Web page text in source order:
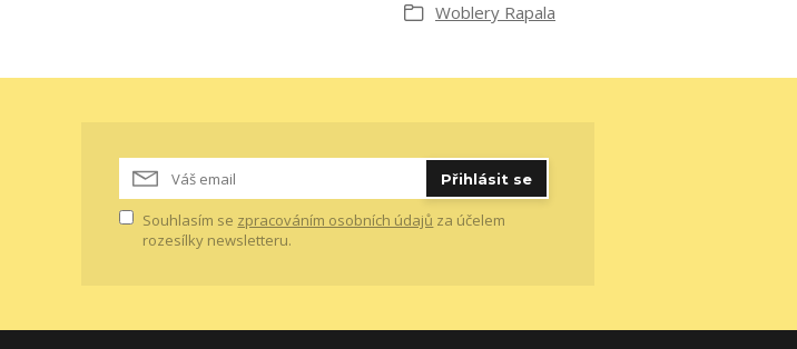
Woblery Rapala
Přihlásit se
Souhlasím se zpracováním osobních údajů za účelem
rozesílky newsletteru.